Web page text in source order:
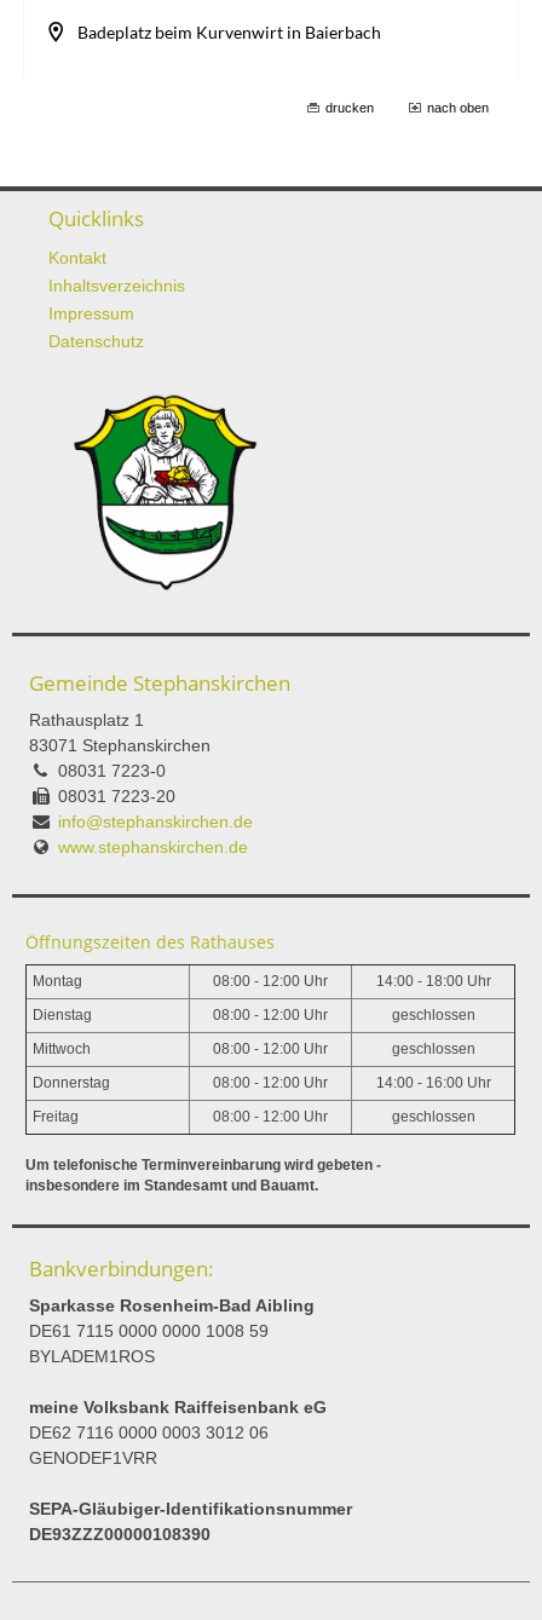
drucken nach oben
Quicklinks
Kontakt
Inhaltsverzeichnis
Impressum
Datenschutz
Gemeinde Stephanskirchen
Rathausplatz 1
83071 Stephanskirchen
08031 7223-0
08031 7223-20
info@stephanskirchen.de
www.stephanskirchen.de
Öffnungszeiten des Rathauses
Montag 08:00 - 12:00 Uhr 14:00 - 18:00 Uhr
Dienstag 08:00 - 12:00 Uhr geschlossen
Mittwoch 08:00 - 12:00 Uhr geschlossen
Donnerstag 08:00 - 12:00 Uhr 14:00 - 16:00 Uhr
Freitag 08:00 - 12:00 Uhr geschlossen
Um telefonische Terminvereinbarung wird gebeten -
insbesondere im Standesamt und Bauamt.
Bankverbindungen:
Sparkasse Rosenheim-Bad Aibling
DE61 7115 0000 0000 1008 59
BYLADEM1ROS
meine Volksbank Raiffeisenbank eG
DE62 7116 0000 0003 3012 06
GENODEF1VRR
SEPA-Gläubiger-Identifikationsnummer
DE93ZZZ00000108390